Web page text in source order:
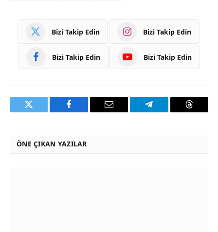
Bizi Takip Edin Bizi Takip Edin
Bizi Takip Edin Bizi Takip Edin
Twitter Facebook Email Telegram Threads
ÖNE ÇIKAN YAZILAR